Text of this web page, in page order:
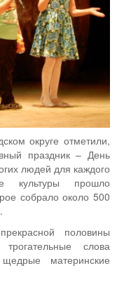
округе отметили,
праздник – День
людей для каждого
культуры прошло
собрало около 500
половины
слова
материнские